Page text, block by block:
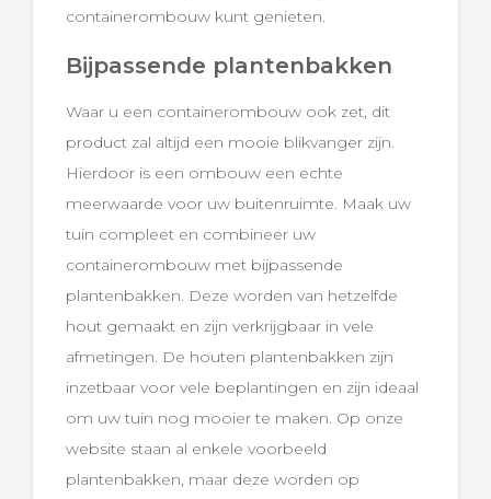
containerombouw kunt genieten.
Bijpassende plantenbakken
Waar u een containerombouw ook zet, dit
product zal altijd een mooie blikvanger zijn.
Hierdoor is een ombouw een echte
meerwaarde voor uw buitenruimte. Maak uw
tuin compleet en combineer uw
containerombouw met bijpassende
plantenbakken. Deze worden van hetzelfde
hout gemaakt en zijn verkrijgbaar in vele
afmetingen. De houten plantenbakken zijn
inzetbaar voor vele beplantingen en zijn ideaal
om uw tuin nog mooier te maken. Op onze
website staan al enkele voorbeeld
plantenbakken, maar deze worden op